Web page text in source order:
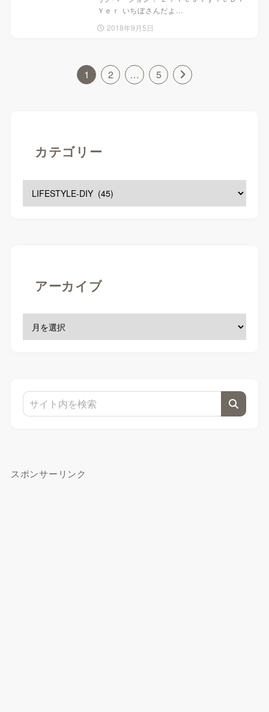
Ｙｅｒ いちぼさんだよ…
2018年9月5日
1 2 … 5
カテゴリー
アーカイブ
スポンサーリンク